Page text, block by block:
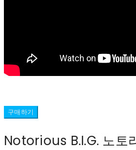
구매하기
Notorious B.I.G. 노토